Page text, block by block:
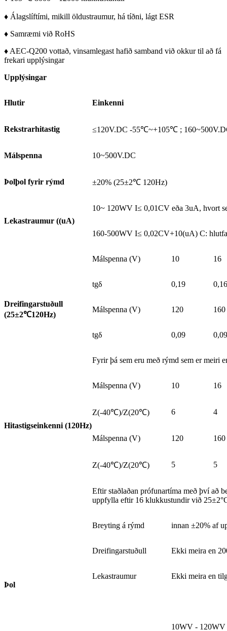
♦ Álagslíftími, mikill öldustraumur, há tíðni, lágt ESR
♦ Samræmi við RoHS
♦ AEC-Q200 vottað, vinsamlegast hafið samband við okkur til að fá
frekari upplýsingar
Upplýsingar
Hlutir Einkenni
Rekstrarhitastig ≤120V.DC -55℃~+105℃ ;
Málspenna 10~500V.DC
Þolþol fyrir rýmd ±20% (25±2℃ 120Hz)
Lekastraumur ((uA)
10~ 120WV I≤ 0,01CV eða 3uA, hvort
160-500WV I≤ 0,02CV+10(uA) C:
Dreifingarstuðull
(25±2℃120Hz)
Málspenna (V) 10 16
tgδ 0,19 0,16
Málspenna (V) 120 160
tgδ 0,09 0,09
Fyrir þá sem eru með rýmd sem er meiri
Hitastigseinkenni (120Hz)
Málspenna (V) 10 16
Z(-40℃)/Z(20℃) 6 4
Málspenna (V) 120 160
Z(-40℃)/Z(20℃) 5 5
Þol
Eftir staðlaðan prófunartíma með því að
uppfylla eftir 16 klukkustundir við
Breyting á rýmd innan ±20% af
Dreifingarstuðull Ekki meira en
Lekastraumur Ekki meira en
10WV - 120WV